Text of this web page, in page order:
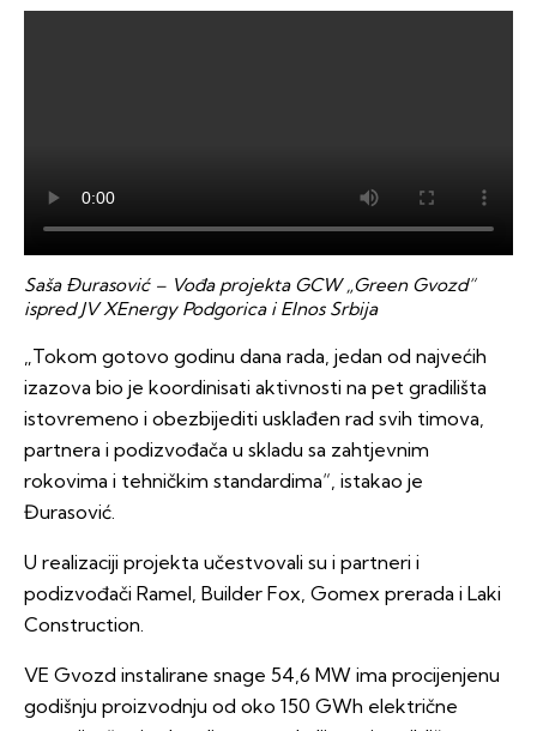
Saša Đurasović – Vođa projekta GCW „Green Gvozd“
ispred JV XEnergy Podgorica i Elnos Srbija
„Tokom gotovo godinu dana rada, jedan od najvećih
izazova bio je koordinisati aktivnosti na pet gradilišta
istovremeno i obezbijediti usklađen rad svih timova,
partnera i podizvođača u skladu sa zahtjevnim
rokovima i tehničkim standardima“, istakao je
Đurasović.
U realizaciji projekta učestvovali su i partneri i
podizvođači Ramel, Builder Fox, Gomex prerada i Laki
Construction.
VE Gvozd instalirane snage 54,6 MW ima procijenjenu
godišnju proizvodnju od oko 150 GWh električne